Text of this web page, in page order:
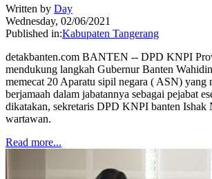
Written by Day
Wednesday, 02/06/2021
Published in:Kabupaten Tangerang
detakbanten.com BANTEN -- DPD KNPI
mendukung langkah Gubernur Banten
memecat 20 Aparatu sipil negara ( ASN) yang
berjamaah dalam jabatannya sebagai pejabat
dikatakan, sekretaris DPD KNPI banten Ishak
wartawan.
Read more...